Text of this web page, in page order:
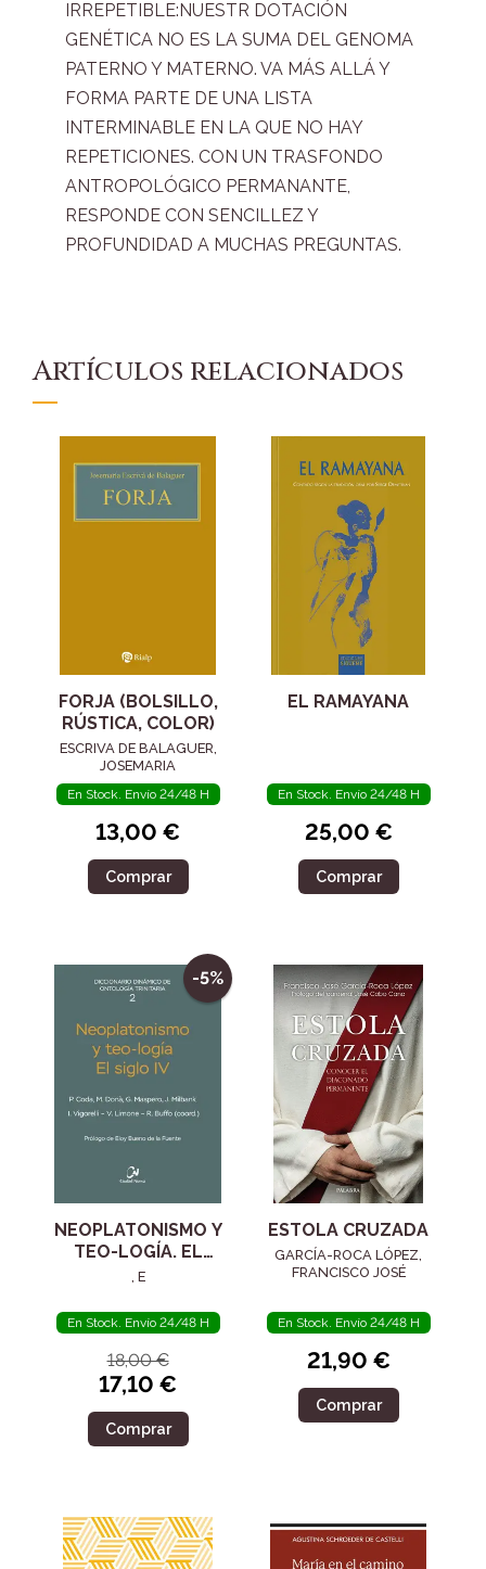
IRREPETIBLE:NUESTR DOTACIÓN
GENÉTICA NO ES LA SUMA DEL GENOMA
PATERNO Y MATERNO. VA MÁS ALLÁ Y
FORMA PARTE DE UNA LISTA
INTERMINABLE EN LA QUE NO HAY
REPETICIONES. CON UN TRASFONDO
ANTROPOLÓGICO PERMANANTE,
RESPONDE CON SENCILLEZ Y
PROFUNDIDAD A MUCHAS PREGUNTAS.
Artículos relacionados
FORJA (BOLSILLO,
RÚSTICA, COLOR)
ESCRIVA DE BALAGUER,
JOSEMARIA
En Stock. Envío 24/48 H
13,00 €
Comprar
EL RAMAYANA
En Stock. Envío 24/48 H
25,00 €
Comprar
-5%
NEOPLATONISMO Y
TEO-LOGÍA. EL
SIGLO IV
, E
En Stock. Envío 24/48 H
18,00 €
17,10 €
Comprar
ESTOLA CRUZADA
GARCÍA-ROCA LÓPEZ,
FRANCISCO JOSÉ
En Stock. Envío 24/48 H
21,90 €
Comprar